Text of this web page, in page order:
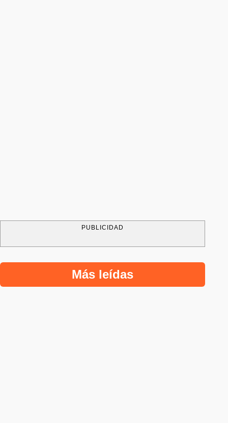
PUBLICIDAD
Más leídas